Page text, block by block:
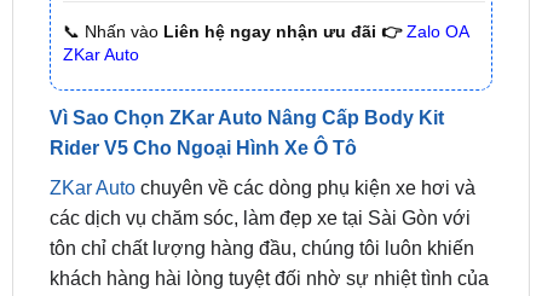
📞 Nhấn vàoLiên hệ ngay nhận ưu đãi 👉 Zalo OA
ZKar Auto
Vì Sao Chọn ZKar Auto Nâng Cấp Body Kit
Rider V5 Cho Ngoại Hình Xe Ô Tô
ZKar Autochuyên về các dòng phụ kiện xe hơi và
các dịch vụ chăm sóc, làm đẹp xe tại Sài Gòn với
tôn chỉ chất lượng hàng đầu, chúng tôi luôn khiến
khách hàng hài lòng tuyệt đối nhờ sự nhiệt tình của